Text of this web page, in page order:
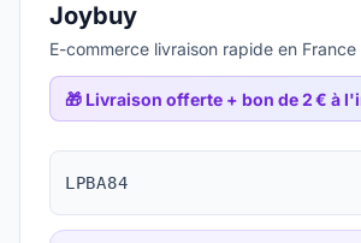
Joybuy
E-commerce livraison rapide en France
🎁 Livraison offerte + bon de 2 € à
LPBA84